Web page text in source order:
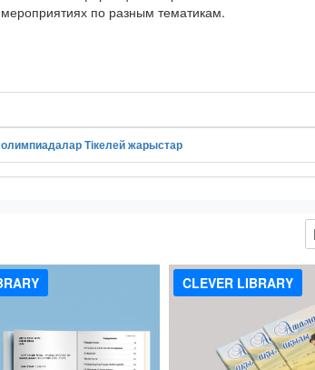
по разным тематикам.
олимпиадаларТікелей жарыстар
CLEVER LIBRARY